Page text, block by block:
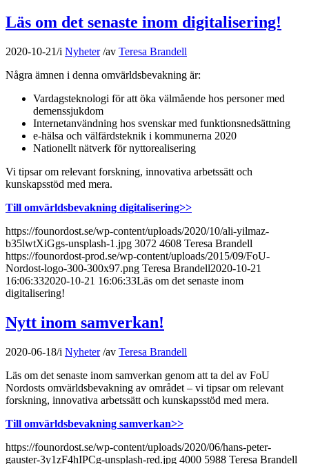
Läs om det senaste inom digitalisering!
2020-10-21/i Nyheter /av Teresa Brandell
Några ämnen i denna omvärldsbevakning är:
Vardagsteknologi för att öka välmående hos personer med
demenssjukdom
Internetanvändning hos svenskar med funktionsnedsättning
e-hälsa och välfärdsteknik i kommunerna 2020
Nationellt nätverk för nyttorealisering
Vi tipsar om relevant forskning, innovativa arbetssätt och
kunskapsstöd med mera.
Till omvärldsbevakning digitalisering>>
https://founordost.se/wp-content/uploads/2020/10/ali-yilmaz-
b35lwtXiGgs-unsplash-1.jpg 3072 4608 Teresa Brandell
https://founordost-prod.se/wp-content/uploads/2015/09/FoU-
Nordost-logo-300-300x97.png Teresa Brandell2020-10-21
16:06:332020-10-21 16:06:33Läs om det senaste inom
digitalisering!
Nytt inom samverkan!
2020-06-18/i Nyheter /av Teresa Brandell
Läs om det senaste inom samverkan genom att ta del av FoU
Nordosts omvärldsbevakning av området – vi tipsar om relevant
forskning, innovativa arbetssätt och kunskapsstöd med mera.
Till omvärldsbevakning samverkan>>
https://founordost.se/wp-content/uploads/2020/06/hans-peter-
gauster-3y1zF4hIPCg-unsplash-red.jpg 4000 5988 Teresa Brandell